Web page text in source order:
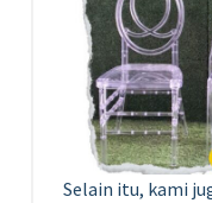
Selain itu, kami